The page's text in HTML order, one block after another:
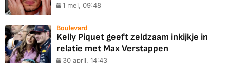
1 mei, 09:48
Boulevard
Kelly Piquet geeft zeldzaam inkijkje in
relatie met Max Verstappen
30 april, 14:43